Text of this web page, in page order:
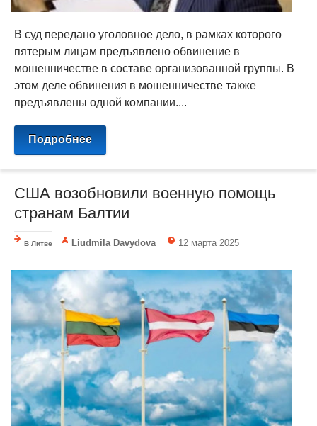
В суд передано уголовное дело, в рамках которого
пятерым лицам предъявлено обвинение в
мошенничестве в составе организованной группы. В
этом деле обвинения в мошенничестве также
предъявлены одной компании....
Подробнее
США возобновили военную помощь
странам Балтии
В Литве Liudmila Davydova 12 марта 2025